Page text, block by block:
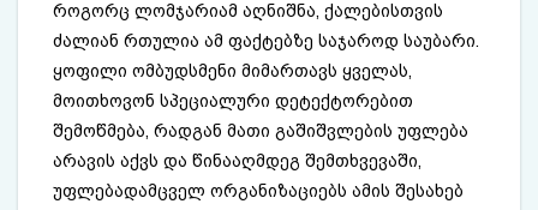
როგორც ლომჯარიამ აღნიშნა, ქალებისთვის
ძალიან რთულია ამ ფაქტებზე საჯაროდ საუბარი.
ყოფილი ომბუდსმენი მიმართავს ყველას,
მოითხოვონ სპეციალური დეტექტორებით
შემოწმება, რადგან მათი გაშიშვლების უფლება
არავის აქვს და წინააღმდეგ შემთხვევაში,
უფლებადამცველ ორგანიზაციებს ამის შესახებ